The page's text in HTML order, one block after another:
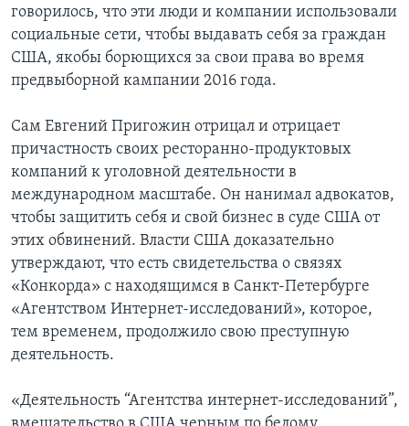
говорилось, что эти люди и компании использовали
социальные сети, чтобы выдавать себя за граждан
США, якобы борющихся за свои права во время
предвыборной кампании 2016 года.
Сам Евгений Пригожин отрицал и отрицает
причастность своих ресторанно-продуктовых
компаний к уголовной деятельности в
международном масштабе. Он нанимал адвокатов,
чтобы защитить себя и свой бизнес в суде США от
этих обвинений. Власти США доказательно
утверждают, что есть свидетельства о связях
«Конкорда» с находящимся в Санкт-Петербурге
«Агентством Интернет-исследований», которое,
тем временем, продолжило свою преступную
деятельность.
«Деятельность “Агентства интернет-исследований”,